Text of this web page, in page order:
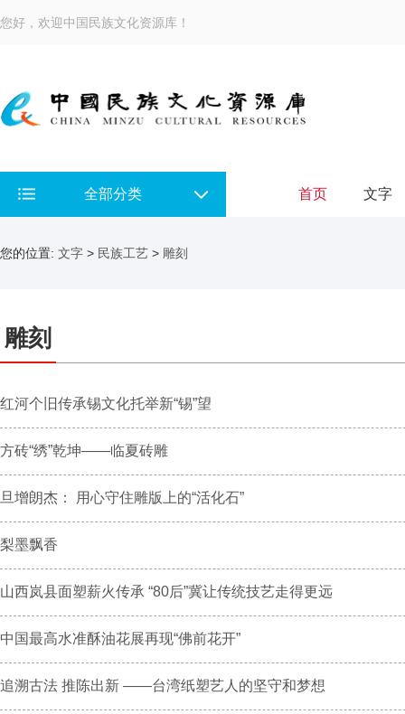
您好，欢迎中国民族文化资源库！
全部分类 首页 文字
您的位置: 文字 > 民族工艺 > 雕刻
雕刻
红河个旧传承锡文化托举新“锡”望
方砖“绣”乾坤——临夏砖雕
旦增朗杰： 用心守住雕版上的“活化石”
梨墨飘香
山西岚县面塑薪火传承 “80后”冀让传统技艺走得更远
中国最高水准酥油花展再现“佛前花开”
追溯古法 推陈出新 ——台湾纸塑艺人的坚守和梦想